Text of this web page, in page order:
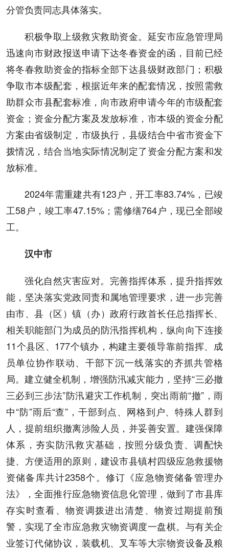
分管负责同志具体落实。
积极争取上级救灾救助资金。延安市应急管理局
迅速向市财政报送申请下达冬春资金的函，目前已经
将冬春救助资金的指标全部下达县级财政部门；积极
争取市本级配套，根据近年来的配套情况，按照需救
助群众市县配套标准，向市政府申请今年的市级配套
资金；资金分配方案及发放标准，市本级的资金分配
方案由省级制定，市级执行，县级结合中省市资金下
拨情况，结合当地实际情况制定了资金分配方案和发
放标准。
2024年需重建共有123户，开工率83.74%，已竣
工58户，竣工率47.15%；需修缮764户，现已全部竣
工。
汉中市
强化自然灾害应对。完善指挥体系，提升指挥效
能，坚决落实党政同责和属地管理要求，进一步完善
由市、县（区）镇（办）政府行政首长任总指挥长、
相关职能部门为成员的防汛指挥机构，纵向向下连接
11个县区、177个镇办，构建主要领导靠前指挥、成
员单位协作联动、干部下沉一线落实的齐抓共管格
局。建立健全机制，增强防汛减灾能力，坚持“三必撤
三必到三步法”防汛避灾工作机制，突出雨前“撤”，雨
中“防”雨后“查”，干部到点、网格到户、特殊人群到
人，提前组织撤离涉险人员，并妥善安置。建强保障
体系，夯实防汛救灾基础，按照分级负责、调配快
捷、方便适用的原则，建设市县镇村四级应急救援物
资储备库共计2358个。修订《应急物资储备管理办
法》，全面推行应急物资信息化管理，做到了市县库
存实时查看、物资调拨进出清楚、物资过期提前预
警，实现了全市应急救灾物资调度一盘棋。与有关企
业签订代储协议，装载机、叉车等大宗物资设备及粮